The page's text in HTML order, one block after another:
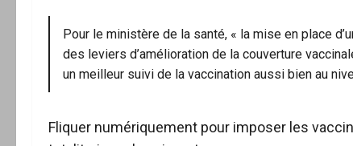
Pour le ministère de la santé, « la mise en place
des leviers d’amélioration de la couverture
un meilleur suivi de la vaccination aussi bien au
Fliquer numériquement pour imposer les